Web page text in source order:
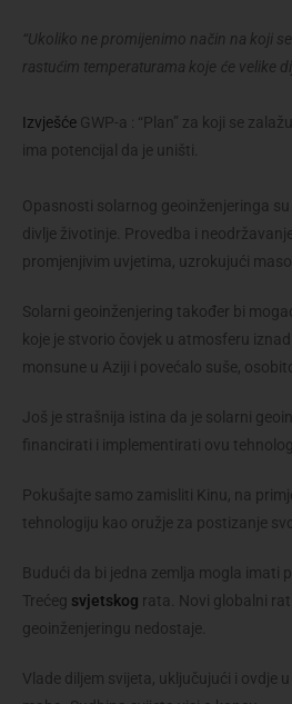
“Ukoliko ne promijenimo način na koji
rastućim temperaturama koje će velike
Izvješće GWP-a : “Plan” za koji se
ima potencijal da je uništi.
Opasnosti solarnog geoinženjeringa su
divlje životinje. Provedba i
promjenjivim uvjetima, uzrokujući
Solarni geoinženjering također bi
koje je stvorio čovjek u atmosferu
monsune u Aziji i povećalo suše,
Još je strašnija istina da je solarni
financirati i implementirati ovu
Pokušajte samo zamisliti Kinu, na
tehnologiju kao oružje za postizanje
Budući da bi jedna zemlja mogla imati
Trećeg svjetskog rata. Novi globalni
geoinženjeringu nedostaje.
Vlade diljem svijeta, uključujući i ovdje